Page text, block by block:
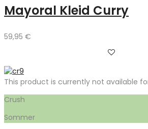
Mayoral Kleid Curry
59,95 €
This product is currently not available
Crush
Sommer